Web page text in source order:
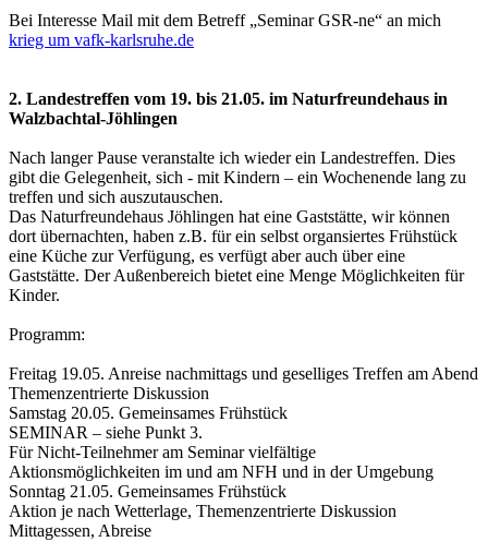
Bei Interesse Mail mit dem Betreff „Seminar GSR-ne“ an mich
krieg um vafk-karlsruhe.de
2. Landestreffen vom 19. bis 21.05. im Naturfreundehaus in
Walzbachtal-Jöhlingen
Nach langer Pause veranstalte ich wieder ein Landestreffen. Dies
gibt die Gelegenheit, sich - mit Kindern – ein Wochenende lang zu
treffen und sich auszutauschen.
Das Naturfreundehaus Jöhlingen hat eine Gaststätte, wir können
dort übernachten, haben z.B. für ein selbst organsiertes Frühstück
eine Küche zur Verfügung, es verfügt aber auch über eine
Gaststätte. Der Außenbereich bietet eine Menge Möglichkeiten für
Kinder.
Programm:
Freitag 19.05. Anreise nachmittags und geselliges Treffen am Abend
Themenzentrierte Diskussion
Samstag 20.05. Gemeinsames Frühstück
SEMINAR – siehe Punkt 3.
Für Nicht-Teilnehmer am Seminar vielfältige
Aktionsmöglichkeiten im und am NFH und in der Umgebung
Sonntag 21.05. Gemeinsames Frühstück
Aktion je nach Wetterlage, Themenzentrierte Diskussion
Mittagessen, Abreise